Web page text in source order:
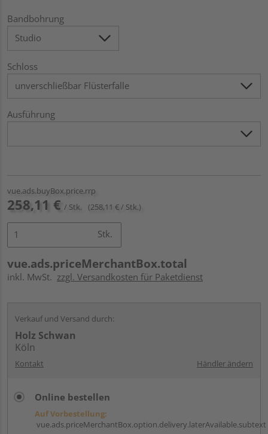
Bandbohrung
Schloss
Ausführung
vue.ads.buyBox.price.rrp
258,11 € / Stk. (258,11 € / Stk.)
Stk.
vue.ads.priceMerchantBox.total
inkl. MwSt. zzgl. Versandkosten für Paketdienst
Verkauf und Versand durch:
Holz Schwan
Köln
Kontakt Händler ändern
Online bestellen
Auf Vorbestellung:
vue.ads.priceMerchantBox.option.delivery.laterAvailable.subtext